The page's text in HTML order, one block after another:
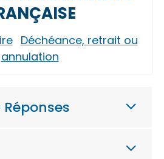
Déchéance, retrait ou
annulation